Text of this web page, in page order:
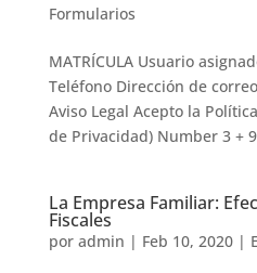
Formularios
MATRÍCULA Usuario
Teléfono Dirección de
Aviso Legal Acepto la
de Privacidad) Number 3 +
La Empresa Familiar:
Fiscales
por admin | Feb 10, 2020|